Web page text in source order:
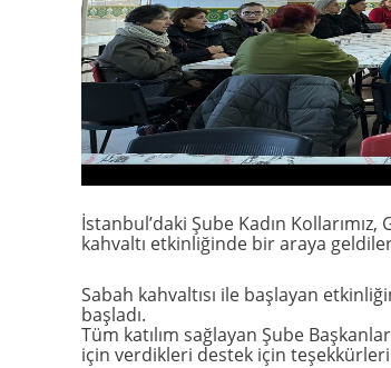
İstanbul’daki Şube Kadın
kahvaltı etkinliğinde bir araya
Sabah kahvaltısı ile başlayan
başladı.
Tüm katılım sağlayan Şube
için verdikleri destek için